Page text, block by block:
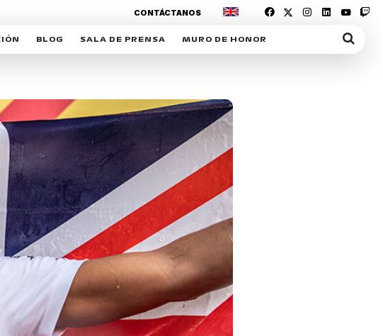
PRIMERA OPCIÓN
JUNTOS
ACADEMY
FOTOGRÁFICA
BLOG
MEXICOGP
INTERACTIVOS
SALA DE PRENSA
ACREDITACIONES
MURO DE HONOR
CONTÁCTANOS